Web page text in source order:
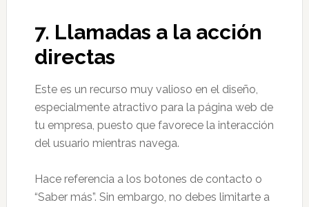
7. Llamadas a la acción
directas
Este es un recurso muy valioso en el diseño,
especialmente atractivo para la página web de
tu empresa, puesto que favorece la interacción
del usuario mientras navega.
Hace referencia a los botones de contacto o
“Saber más”. Sin embargo, no debes limitarte a